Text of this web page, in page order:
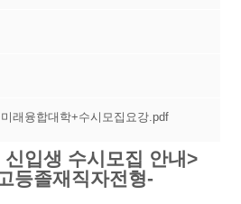
래융합대학+수시모집요강.pdf
입생 수시모집 안내>
등졸재직자전형-